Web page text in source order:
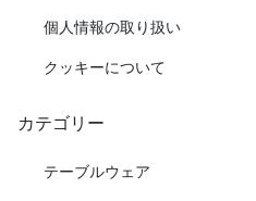
個人情報の取り扱い
クッキーについて
カテゴリー
テーブルウェア